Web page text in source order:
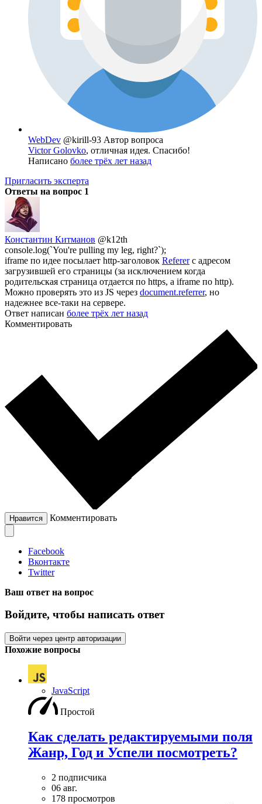
WebDev @kirill-93 Автор вопроса
Victor Golovko, отличная идея. Спасибо!
Написано более трёх лет назад
Пригласить эксперта
Ответы на вопрос 1
Константин Китманов @k12th
console.log(`You're pulling my leg, right?`);
iframe по идее посылает http-заголовок Refererс адресом
загрузившей его страницы (за исключением когда
родительская страница отдается по https, а iframe по http).
Можно проверять это из JS через document.referrer, но
надежнее все-таки на сервере.
Ответ написан более трёх лет назад
Комментировать
Нравится Комментировать
Facebook
Вконтакте
Twitter
Ваш ответ на вопрос
Войдите, чтобы написать ответ
Войти через центр авторизации
Похожие вопросы
JavaScript
Простой
Как сделать редактируемыми поля
Жанр, Год и Успели посмотреть?
2 подписчика
06 авг.
178 просмотров